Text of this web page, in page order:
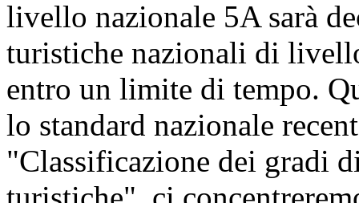
livello nazionale 5A sarà
turistiche nazionali di
entro un limite di tempo.
lo standard nazionale
"Classificazione dei gradi